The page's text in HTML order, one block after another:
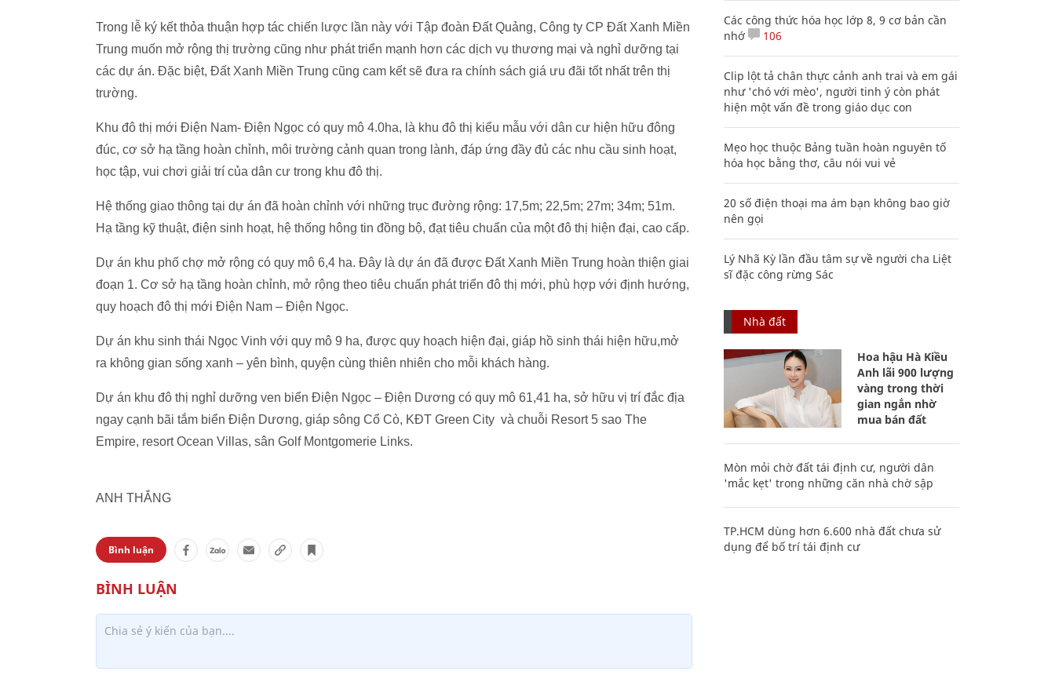
Trong lễ ký kết thỏa thuận hợp tác chiến lược lần này với Tập đoàn Đất Quảng, Công ty CP Đất Xanh Miền
Trung muốn mở rộng thị trường cũng như phát triển mạnh hơn các dịch vụ thương mại và nghỉ dưỡng tại
các dự án. Đặc biệt, Đất Xanh Miền Trung cũng cam kết sẽ đưa ra chính sách giá ưu đãi tốt nhất trên thị
trường.
Khu đô thị mới Điện Nam- Điện Ngọc có quy mô 4.0ha, là khu đô thị kiểu mẫu với dân cư hiện hữu đông
đúc, cơ sở hạ tầng hoàn chỉnh, môi trường cảnh quan trong lành, đáp ứng đầy đủ các nhu cầu sinh hoạt,
học tập, vui chơi giải trí của dân cư trong khu đô thị.
Hệ thống giao thông tại dự án đã hoàn chỉnh với những trục đường rộng: 17,5m; 22,5m; 27m; 34m; 51m.
Hạ tầng kỹ thuật, điện sinh hoạt, hệ thống hông tin đồng bộ, đạt tiêu chuẩn của một đô thị hiện đại, cao cấp.
Dự án khu phố chợ mở rộng có quy mô 6,4 ha. Đây là dự án đã được Đất Xanh Miền Trung hoàn thiện giai
đoạn 1. Cơ sở hạ tầng hoàn chỉnh, mở rộng theo tiêu chuẩn phát triển đô thị mới, phù hợp với định hướng,
quy hoạch đô thị mới Điện Nam – Điện Ngọc.
Dự án khu sinh thái Ngọc Vinh với quy mô 9 ha, được quy hoạch hiện đại, giáp hồ sinh thái hiện hữu,mở
ra không gian sống xanh – yên bình, quyện cùng thiên nhiên cho mỗi khách hàng.
Dự án khu đô thị nghỉ dưỡng ven biển Điện Ngọc – Điện Dương có quy mô 61,41 ha, sở hữu vị trí đắc địa
ngay cạnh bãi tắm biển Điện Dương, giáp sông Cổ Cò, KĐT Green City và chuỗi Resort 5 sao The
Empire, resort Ocean Villas, sân Golf Montgomerie Links.
ANH THẮNG
Bình luận
Các công thức hóa học lớp 8, 9 cơ bản cần
nhớ
106
Clip lột tả chân thực cảnh anh trai và em gái
như 'chó với mèo', người tinh ý còn phát
hiện một vấn đề trong giáo dục con
Mẹo học thuộc Bảng tuần hoàn nguyên tố
hóa học bằng thơ, câu nói vui vẻ
20 số điện thoại ma ám bạn không bao giờ
nên gọi
Lý Nhã Kỳ lần đầu tâm sự về người cha Liệt
sĩ đặc công rừng Sác
Nhà đất
Hoa hậu Hà Kiều
Anh lãi 900 lượng
vàng trong thời
gian ngắn nhờ
mua bán đất
Mòn mỏi chờ đất tái định cư, người dân
'mắc kẹt' trong những căn nhà chờ sập
TP.HCM dùng hơn 6.600 nhà đất chưa sử
dụng để bố trí tái định cư